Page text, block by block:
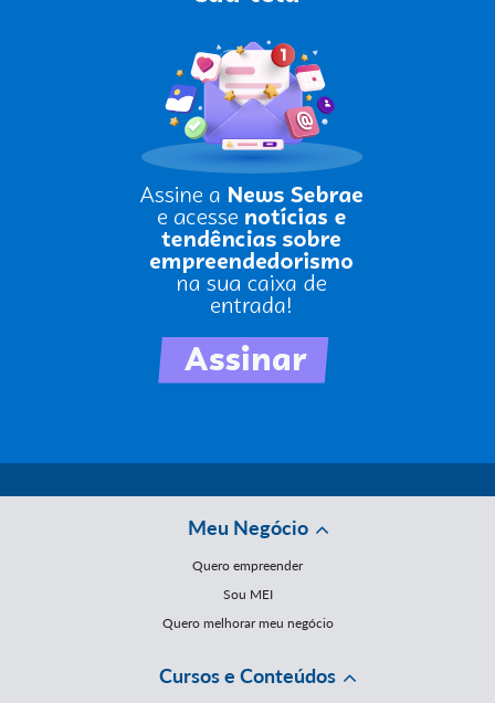
Meu Negócio
Quero empreender
Sou MEI
Quero melhorar meu negócio
Cursos e Conteúdos